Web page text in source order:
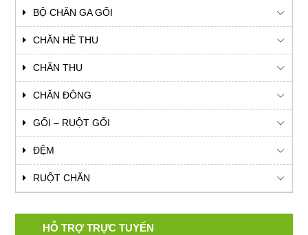
BỘ CHĂN GA GỐI
CHĂN HÈ THU
CHĂN THU
CHĂN ĐÔNG
GỐI – RUỘT GỐI
ĐỆM
RUỘT CHĂN
HỖ TRỢ TRỰC TUYẾN